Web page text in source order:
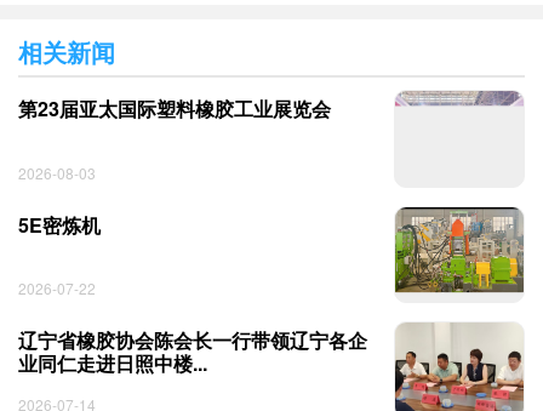
相关新闻
第23届亚太国际塑料橡胶工业展览会
2026-08-03
5E密炼机
2026-07-22
辽宁省橡胶协会陈会长一行带领辽宁各企
业同仁走进日照中楼...
2026-07-14